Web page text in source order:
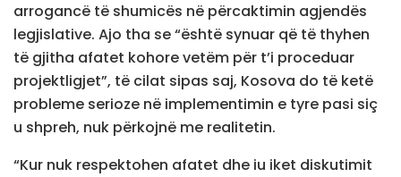
arrogancë të shumicës në përcaktimin agjendës
legjislative. Ajo tha se “është synuar që të thyhen
të gjitha afatet kohore vetëm për t’i proceduar
projektligjet”, të cilat sipas saj, Kosova do të ketë
probleme serioze në implementimin e tyre pasi siç
u shpreh, nuk përkojnë me realitetin.
“Kur nuk respektohen afatet dhe iu iket diskutimit